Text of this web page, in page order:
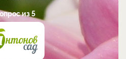
из 5